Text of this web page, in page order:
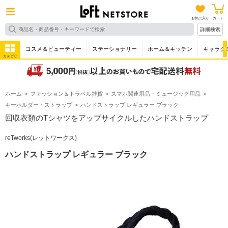
お気に入り カート
詳細検索
カテゴリ
コスメ＆ビューティー ステーショナリー ホーム＆キッチン キャラク
ホーム ファッション＆トラベル雑貨
スマホ関連用品・ミュージック用品
キーホルダー・ストラップ
ハンドストラップ レギュラー ブラック
回収衣類のTシャツをアップサイクルしたハンドストラップ
reTworks(レットワークス)
ハンドストラップ レギュラー ブラック